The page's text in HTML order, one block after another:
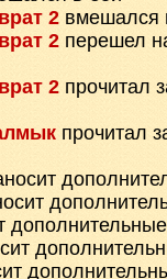
2 вмешался
2 перешел
2 прочитал
прочитал